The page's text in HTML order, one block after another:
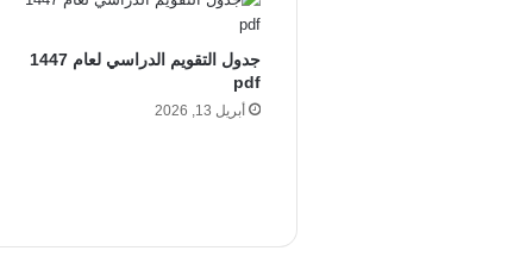
جدول التقويم الدراسي لعام 1447
pdf
أبريل 13, 2026